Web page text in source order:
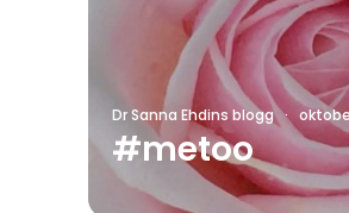
Dr Sanna Ehdins blogg ·
#metoo